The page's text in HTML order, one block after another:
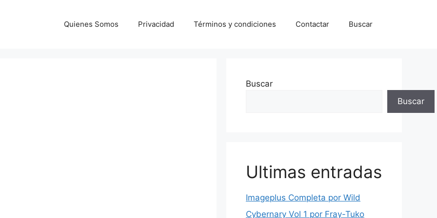
Quienes Somos Privacidad Términos y condiciones Contactar Buscar
Buscar
Buscar
Ultimas entradas
Imageplus Completa por Wild
Cybernary Vol 1 por Fray-Tuko